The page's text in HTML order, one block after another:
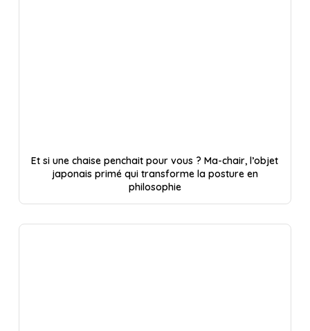
Et si une chaise penchait pour vous ? Ma-chair, l’objet
japonais primé qui transforme la posture en
philosophie